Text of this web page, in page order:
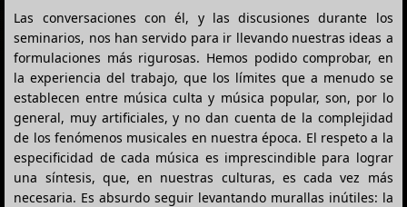
Las conversaciones con él, y las discusiones durante los
seminarios, nos han servido para ir llevando nuestras ideas a
formulaciones más rigurosas. Hemos podido comprobar, en
la experiencia del trabajo, que los límites que a menudo se
establecen entre música culta y música popular, son, por lo
general, muy artificiales, y no dan cuenta de la complejidad
de los fenómenos musicales en nuestra época. El respeto a la
especificidad de cada música es imprescindible para lograr
una síntesis, que, en nuestras culturas, es cada vez más
necesaria. Es absurdo seguir levantando murallas inútiles: la